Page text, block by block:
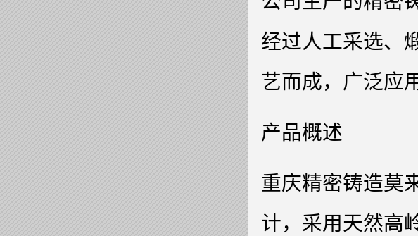
经过人工采选、
艺而成，广泛应
产品概述
重庆精密铸造莫
计，采用天然高